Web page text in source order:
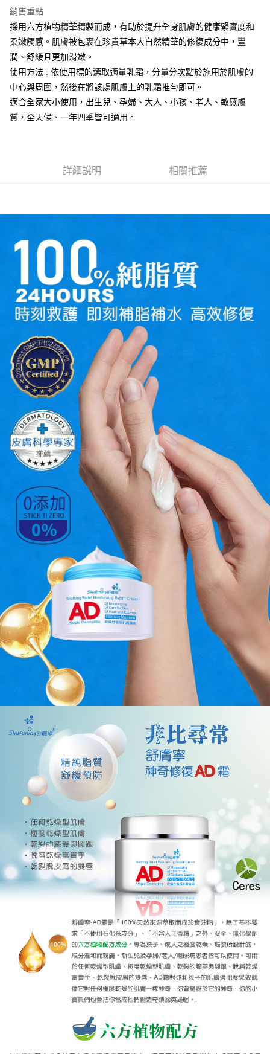
【繳款方式說明】
1.分期款項不併入電信帳單，「大哥付你分期」於每月結算日後寄送繳費提
醒簡訊。
2.透過簡訊連結打開帳單後，可選擇「超商條碼／台灣大直營門市／銀行轉
帳／街口支付／iPASS MONEY」等通路繳費。
【注意事項】
1.本服務係由「台灣大哥大股份有限公司」（以下簡稱本公司）所提供，讓
買賣價金債權讓與本公司後，依約使用本公司帳單繳交帳款。
2.基於同意付款使用「大哥付你分期」之契約關係目的，商店將以您的個人
【「AFTEE先享後付」結帳流程】
１．於結帳方式選擇「AFTEE先享後付」後，將跳轉至「AFTEE先享後付」
結帳頁面，進行簡訊認證並確認金額後，即可完成結帳。
２．訂單成立數日內，您將收到繳費通知簡訊。
３．收到繳費通知簡訊後14天內，點擊此簡訊中的連結，可透過四大超商／
ATM／網路銀行／等多元方式進行付款，方視為交易完成。
※ 請注意：結帳手續完成當下不需立刻繳費，但若您需要取消訂單，請聯絡
購買商品的店家。未經商家同意取消之訂單仍視為有效，需透過AFTEE先享
※ 交易是否成功請以「AFTEE先享後付 」之結帳頁面顯示為準，若有關於
１．透過由恩沛科技股份有限公司提供之「AFTEE先享後付」服務完成之交
「AFTEE先享後付」，若未經同意申辦者引起之損失，本公司不負相關責
任。
４．使用「AFTEE先享後付」時，將依據個別帳號之用戶狀況，依本公司即
時審查核予不同之上限額度；若仍有額度不足之情形，本公司將視審查結果
請求用戶進行身份認證。
５．嚴禁一人註冊多個帳號或使用他人資訊註冊。若發現惡意使用之情形，
恩沛科技股份有限公司將有權停止該用戶之使用額度並採取法律行動。
全家付款取貨
每筆NT$120，滿NT$1,500(含以上)免運費
全家取貨付款
每筆NT$120，滿NT$1,500(含以上)免運費
付款後全家取貨
每筆NT$120，滿NT$1,500(含以上)免運費
7-11付款取貨
每筆NT$120，滿NT$1,500(含以上)免運費
每筆NT$120，滿NT$1,500(含以上)免運費
每筆NT$120，滿NT$1,500(含以上)免運費
國家/區域配送
銷售重點
採用六方植物精華精製而成，有助於提升全身肌膚的健康緊實度和
柔嫩觸感。肌膚被包裹在珍貴草本大自然精華的修復成分中，豐
潤、舒緩且更加滑嫩。
使用方法 : 依使用標的選取適量乳霜，分量分次點於施用於肌膚的
中心與周圍，然後在將該處肌膚上的乳霜推勻即可。
適合全家大小使用，出生兒、孕婦、大人、小孩、老人、敏感膚
質，全天候、一年四季皆可適用。
詳細說明 相關推薦